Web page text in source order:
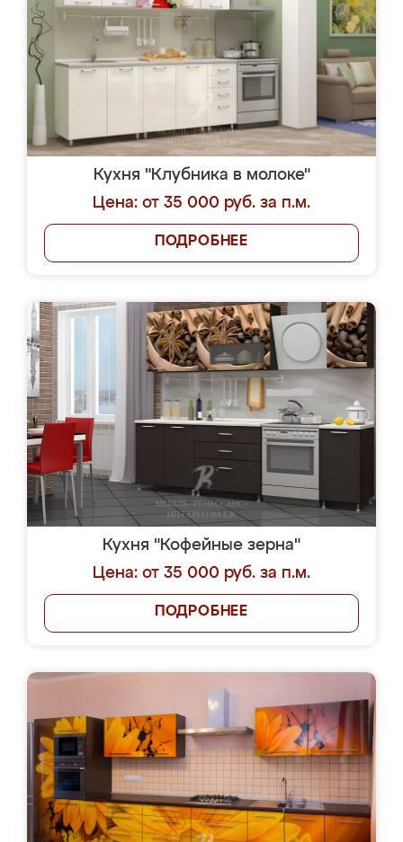
Кухня "Клубника в молоке"
Цена: от 35 000 руб. за п.м.
ПОДРОБНЕЕ
Кухня "Кофейные зерна"
Цена: от 35 000 руб. за п.м.
ПОДРОБНЕЕ